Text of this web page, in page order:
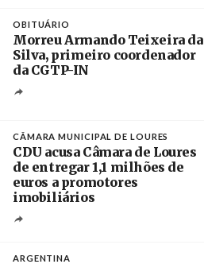
OBITUÁRIO
Morreu Armando Teixeira da
Silva, primeiro coordenador
da CGTP-IN
CÂMARA MUNICIPAL DE LOURES
CDU acusa Câmara de Loures
de entregar 1,1 milhões de
euros a promotores
imobiliários
ARGENTINA